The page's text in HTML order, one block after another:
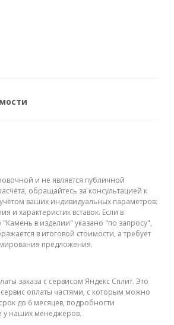
и не является публичной
обращайтесь за консультацией к
ваших индивидуальных параметров:
и характеристик вставок. Если в
"Камень в изделии" указано "по запросу",
в итоговой стоимости, а требует
предложения.
заказа с сервисом Яндекс Сплит. Это
оплаты частями, с которым можно
до 6 месяцев, подробности
у наших менеджеров.